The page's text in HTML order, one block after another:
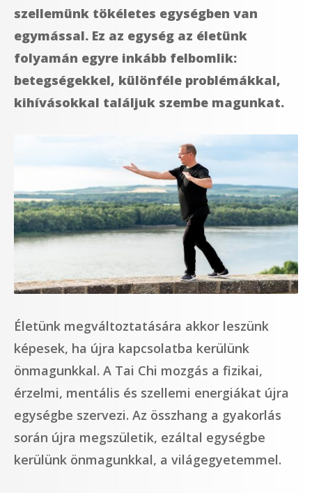
szellemünk tökéletes egységben van
egymással. Ez az egység az életünk
folyamán egyre inkább felbomlik:
betegségekkel, különféle problémákkal,
kihívásokkal találjuk szembe magunkat.
Életünk megváltoztatására akkor leszünk
képesek, ha újra kapcsolatba kerülünk
önmagunkkal. A Tai Chi mozgás a fizikai,
érzelmi, mentális és szellemi energiákat újra
egységbe szervezi. Az összhang a gyakorlás
során újra megszületik, ezáltal egységbe
kerülünk önmagunkkal, a világegyetemmel.